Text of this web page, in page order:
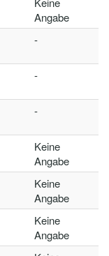
Angabe
-
-
-
Keine
Angabe
Keine
Angabe
Keine
Angabe